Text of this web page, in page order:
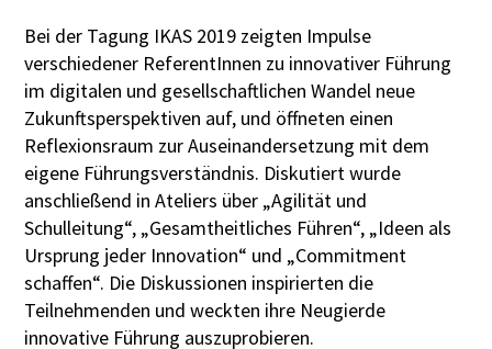
Bei der Tagung IKAS 2019 zeigten Impulse
verschiedener ReferentInnen zu innovativer Führung
im digitalen und gesellschaftlichen Wandel neue
Zukunftsperspektiven auf, und öffneten einen
Reflexionsraum zur Auseinandersetzung mit dem
eigene Führungsverständnis. Diskutiert wurde
anschließend in Ateliers über „Agilität und
Schulleitung“, „Gesamtheitliches Führen“, „Ideen als
Ursprung jeder Innovation“ und „Commitment
schaffen“. Die Diskussionen inspirierten die
Teilnehmenden und weckten ihre Neugierde
innovative Führung auszuprobieren.